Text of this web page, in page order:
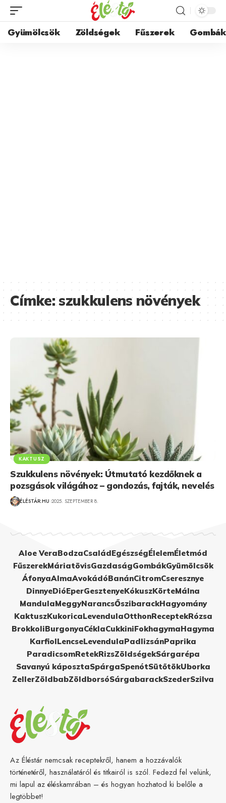
Gyümölcsök Zöldségek Fűszerek Gombák
Címke:szukkulens növények
KAKTUSZ
Szukkulens növények: Útmutató kezdőknek a
pozsgások világához – gondozás, fajták, nevelés
ÉLÉSTÁR.HU 2025. SZEPTEMBER 8.
Aloe VeraBodzaCsaládEgészségÉlelemÉletmód
FűszerekMáriatövisGazdaságGombákGyümölcsök
ÁfonyaAlmaAvokádóBanánCitromCseresznye
DinnyeDióEperGesztenyeKókuszKörteMálna
MandulaMeggyNarancsŐszibarackHagyomány
KaktuszKukoricaLevendulaOtthonReceptekRózsa
BrokkoliBurgonyaCéklaCukkiniFokhagymaHagyma
KarfiolLencseLevendulaPadlizsánPaprika
ParadicsomRetekRizsZöldségekSárgarépa
Savanyú káposztaSpárgaSpenótSütőtökUborka
ZellerZöldbabZöldborsóSárgabarackSzederSzilva
Az Éléstár nemcsak receptekről, hanem a hozzávalók
történetéről, használatáról és titkairól is szól. Fedezd fel velünk,
mi lapul az éléskamrában – és hogyan hozhatod ki belőle a
legtöbbet!